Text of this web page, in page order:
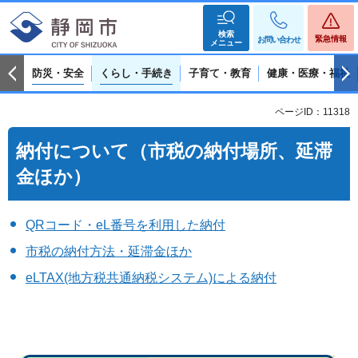
検索
メニュー
お問い合わせ 緊急情報
防災・安全 くらし・手続き 子育て・教育 健康・医療・福祉
ページID：11318
納付について（市税の納付場所、延滞
金ほか）
QRコード・eL番号を利用した納付
市税の納付方法・延滞金ほか
eLTAX(地方税共通納税システム)による納付